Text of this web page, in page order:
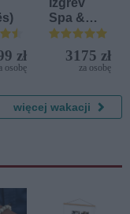
zł
osobę
Izgrev
Spa &
Aquapark
3175 zł
za osobę
więcej wakacji